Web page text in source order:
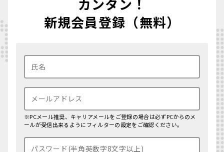
新規会員登録（無料）
※PCメール推奨、キャリアメールをご登録の場合は必ずPCからのメ
ールが受信出来るようにフィルターの設定をご確認ください。